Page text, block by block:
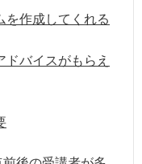
を作成してくれる
バイスがもらえ